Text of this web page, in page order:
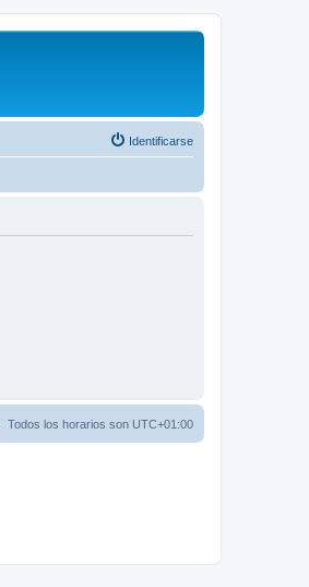
Identificarse
Todos los horarios son UTC+01:00